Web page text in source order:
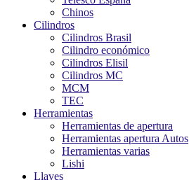
Chinos
Cilindros
Cilindros Brasil
Cilindro económico
Cilindros Elisil
Cilindros MC
MCM
TEC
Herramientas
Herramientas de apertura
Herramientas apertura Autos
Herramientas varias
Lishi
Llaves